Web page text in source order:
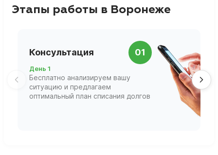
Этапы работы в Воронеже
Консультация 01
День 1
Бесплатно анализируем вашу
ситуацию и предлагаем
оптимальный план списания долгов